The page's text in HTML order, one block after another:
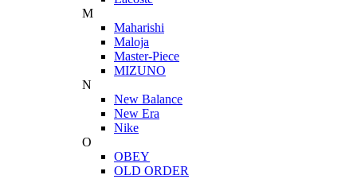
M
Maharishi
Maloja
Master-Piece
MIZUNO
N
New Balance
New Era
Nike
O
OBEY
OLD ORDER